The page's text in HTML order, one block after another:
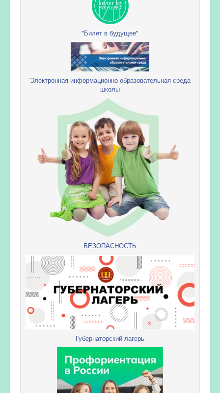
"Билет в будущее"
Электронная информационно-образовательная среда
школы
БЕЗОПАСНОСТЬ
Губернаторский лагерь